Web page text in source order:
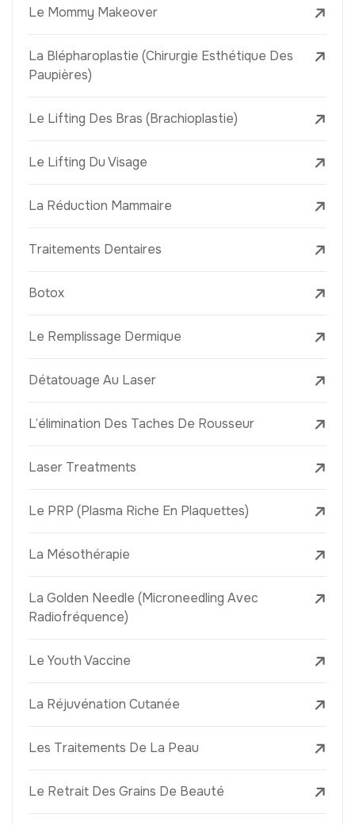
Le Mommy Makeover
La Blépharoplastie (Chirurgie Esthétique Des
Paupières)
Le Lifting Des Bras (Brachioplastie)
Le Lifting Du Visage
La Réduction Mammaire
Traitements Dentaires
Botox
Le Remplissage Dermique
Détatouage Au Laser
L’élimination Des Taches De Rousseur
Laser Treatments
Le PRP (Plasma Riche En Plaquettes)
La Mésothérapie
La Golden Needle (Microneedling Avec
Radiofréquence)
Le Youth Vaccine
La Réjuvénation Cutanée
Les Traitements De La Peau
Le Retrait Des Grains De Beauté